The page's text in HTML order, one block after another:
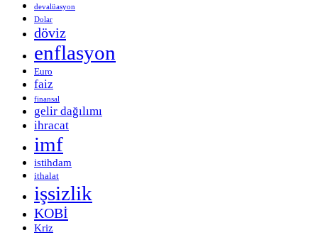
devalüasyon
Dolar
döviz
enflasyon
Euro
faiz
finansal
gelir dağılımı
ihracat
imf
istihdam
ithalat
işsizlik
KOBİ
Kriz